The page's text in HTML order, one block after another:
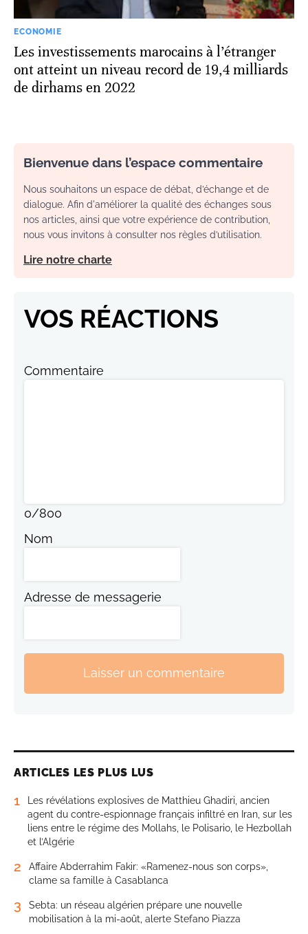
ECONOMIE
Les investissements marocains à l’étranger
ont atteint un niveau record de 19,4 milliards
de dirhams en 2022
Bienvenue dans l’espace commentaire
Nous souhaitons un espace de débat, d’échange et de
dialogue. Afin d'améliorer la qualité des échanges sous
nos articles, ainsi que votre expérience de contribution,
nous vous invitons à consulter nos règles d’utilisation.
Lire notre charte
VOS RÉACTIONS
Commentaire
0/800
Nom
Adresse de messagerie
Laisser un commentaire
ARTICLES LES PLUS LUS
1
Les révélations explosives de Matthieu Ghadiri, ancien
agent du contre-espionnage français infiltré en Iran, sur les
liens entre le régime des Mollahs, le Polisario, le Hezbollah
et l’Algérie
2
Affaire Abderrahim Fakir: «Ramenez-nous son corps»,
clame sa famille à Casablanca
3
Sebta: un réseau algérien prépare une nouvelle
mobilisation à la mi-août, alerte Stefano Piazza